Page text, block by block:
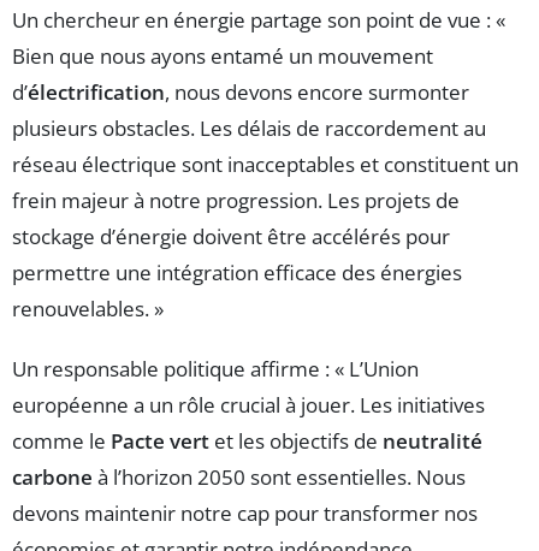
Un chercheur en énergie partage son point de vue : «
Bien que nous ayons entamé un mouvement
d’électrification, nous devons encore surmonter
plusieurs obstacles. Les délais de raccordement au
réseau électrique sont inacceptables et constituent un
frein majeur à notre progression. Les projets de
stockage d’énergie doivent être accélérés pour
permettre une intégration efficace des énergies
renouvelables. »
Un responsable politique affirme : « L’Union
européenne a un rôle crucial à jouer. Les initiatives
comme le Pacte vert et les objectifs de neutralité
carbone à l’horizon 2050 sont essentielles. Nous
devons maintenir notre cap pour transformer nos